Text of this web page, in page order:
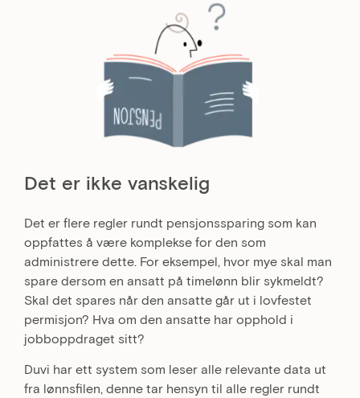
Det er ikke vanskelig
Det er flere regler rundt pensjonssparing som kan
oppfattes å være komplekse for den som
administrere dette. For eksempel, hvor mye skal man
spare dersom en ansatt på timelønn blir sykmeldt?
Skal det spares når den ansatte går ut i lovfestet
permisjon? Hva om den ansatte har opphold i
jobboppdraget sitt?
Duvi har ett system som leser alle relevante data ut
fra lønnsfilen, denne tar hensyn til alle regler rundt